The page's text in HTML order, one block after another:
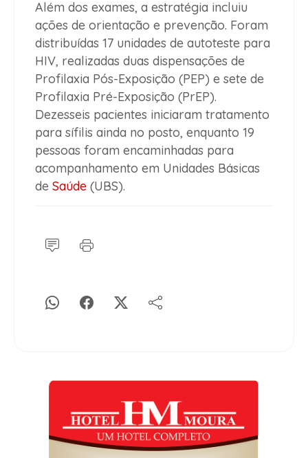
Além dos exames, a estratégia incluiu
ações de orientação e prevenção. Foram
distribuídas 17 unidades de autoteste para
HIV, realizadas duas dispensações de
Profilaxia Pós-Exposição (PEP) e sete de
Profilaxia Pré-Exposição (PrEP).
Dezesseis pacientes iniciaram tratamento
para sífilis ainda no posto, enquanto 19
pessoas foram encaminhadas para
acompanhamento em Unidades Básicas
de Saúde (UBS).